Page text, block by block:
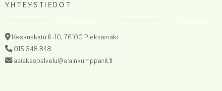
YHTEYSTIEDOT
Keskuskatu 6-10, 76100 Pieksämäki
015 348 848
asiakaspalvelu@elainkumppanit.fi